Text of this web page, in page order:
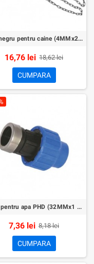
Lant negru pentru caine (4MMx2M)
16,76 lei 18,62 lei
CUMPARA
Mufa pentru apa PHD (32MMx1 Piulita+Fi)
7,36 lei 8,18 lei
CUMPARA